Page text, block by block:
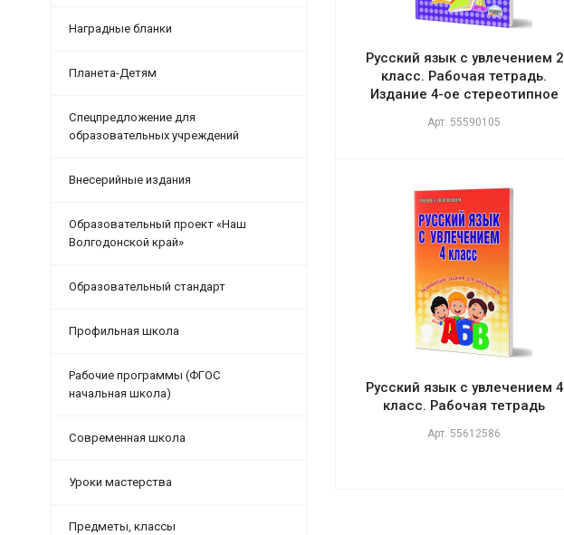
Наградные бланки
Планета-Детям
Спецпредложение для
образовательных учреждений
Внесерийные издания
Образовательный проект «Наш
Волгодонской край»
Образовательный стандарт
Профильная школа
Рабочие программы (ФГОС
начальная школа)
Современная школа
Уроки мастерства
Предметы, классы
Русский язык с увлечением 2
класс. Рабочая тетрадь.
Издание 4-ое стереотипное
Арт. 55590105
Русский язык с увлечением 4
класс. Рабочая тетрадь
Арт. 55612586